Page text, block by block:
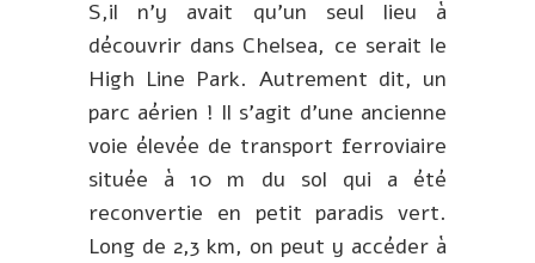
S,il n’y avait qu’un seul lieu à
découvrir dans Chelsea, ce serait le
High Line Park. Autrement dit, un
parc aérien ! Il s’agit d’une ancienne
voie élevée de transport ferroviaire
située à 10 m du sol qui a été
reconvertie en petit paradis vert.
Long de 2,3 km, on peut y accéder à